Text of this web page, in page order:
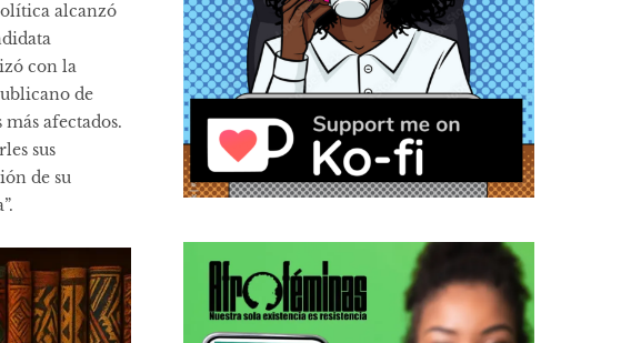
alcanzó
con la
de
afectados.
sus
de su